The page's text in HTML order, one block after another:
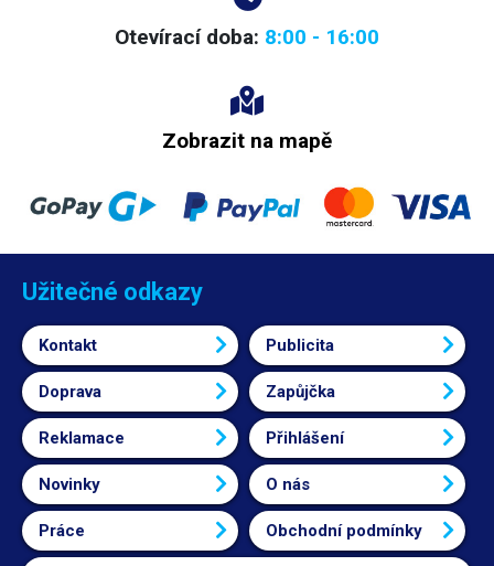
Otevírací doba: 8:00 - 16:00
Zobrazit na mapě
Užitečné odkazy
Kontakt Publicita
Doprava Zapůjčka
Reklamace Přihlášení
Novinky O nás
Práce Obchodní podmínky